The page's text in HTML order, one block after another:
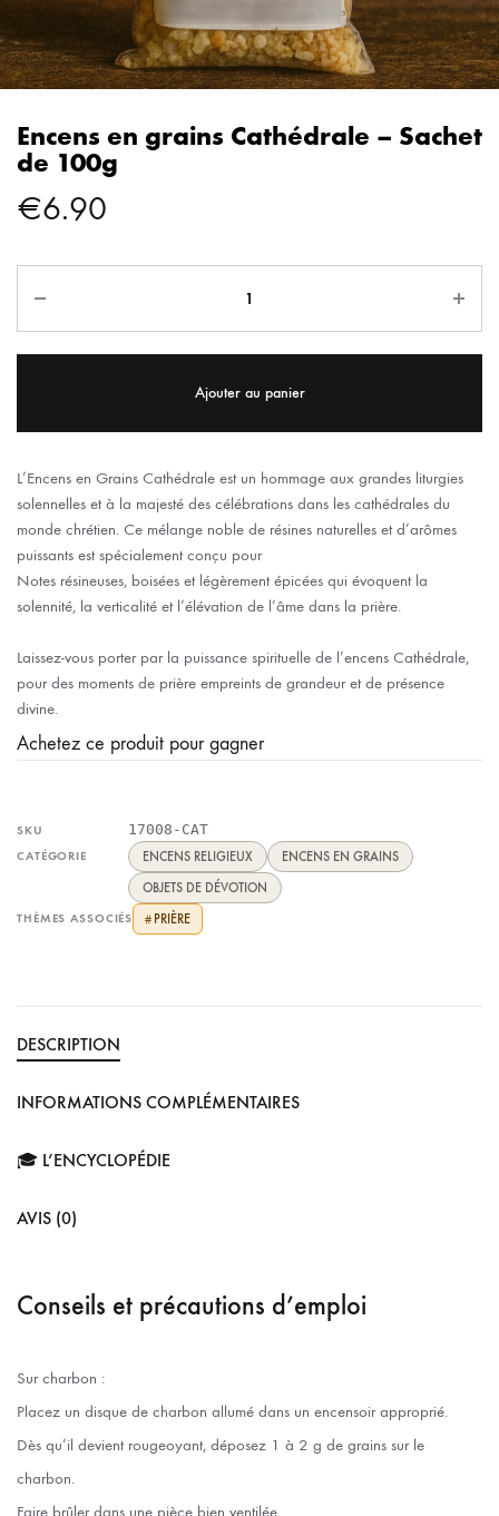
Encens en grains Cathédrale – Sachet
de 100g
€6.90
Ajouter au panier
L’Encens en Grains Cathédrale est un hommage aux grandes liturgies
solennelles et à la majesté des célébrations dans les cathédrales du
monde chrétien. Ce mélange noble de résines naturelles et d’arômes
puissants est spécialement conçu pour
Notes résineuses, boisées et légèrement épicées qui évoquent la
solennité, la verticalité et l’élévation de l’âme dans la prière.
Laissez-vous porter par la puissance spirituelle de l’encens Cathédrale,
pour des moments de prière empreints de grandeur et de présence
divine.
Achetez ce produit pour gagner
SKU 17008-CAT
CATÉGORIE ENCENS RELIGIEUX
ENCENS EN GRAINS
OBJETS DE DÉVOTION
THÈMES ASSOCIÉS # PRIÈRE
DESCRIPTION
INFORMATIONS COMPLÉMENTAIRES
🎓 L’ENCYCLOPÉDIE
AVIS (0)
Conseils et précautions d’emploi
Sur charbon :
Placez un disque de charbon allumé dans un encensoir approprié.
Dès qu’il devient rougeoyant, déposez 1 à 2 g de grains sur le
charbon.